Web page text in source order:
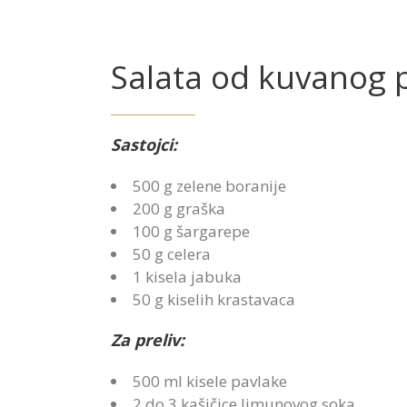
Salata od kuvanog
Sastojci:
500 g zelene boranije
200 g graška
100 g šargarepe
50 g celera
1 kisela jabuka
50 g kiselih krastavaca
Za preliv:
500 ml kisele pavlake